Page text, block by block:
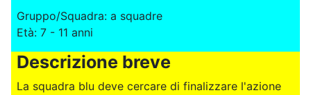
Gruppo/Squadra: a squadre
Età: 7 - 11 anni
Descrizione breve
La squadra blu deve cercare di finalizzare l'azione